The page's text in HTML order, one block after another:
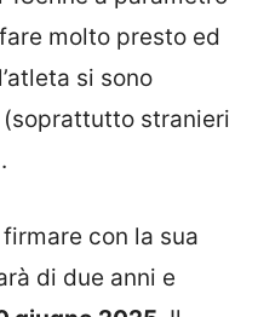
molto presto ed
si sono
stranieri
con la sua
di due anni e